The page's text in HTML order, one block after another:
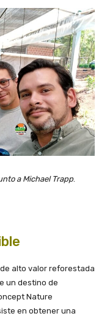
a Michael Trapp.
alto valor reforestada
un destino de
Nature
en obtener una